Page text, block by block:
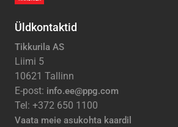
Üldkontaktid
Tikkurila AS
Liimi 5
10621 Tallinn
E-post: info.ee@ppg.com
Tel: +372 650 1100
Vaata meie asukohta kaardil